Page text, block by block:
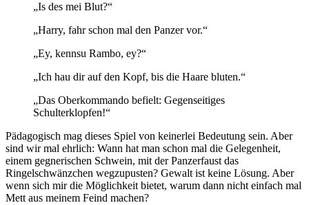
„Is des mei Blut?“
„Harry, fahr schon mal den Panzer vor.“
„Ey, kennsu Rambo, ey?“
„Ich hau dir auf den Kopf, bis die Haare bluten.“
„Das Oberkommando befielt: Gegenseitiges
Schulterklopfen!“
Pädagogisch mag dieses Spiel von keinerlei Bedeutung sein. Aber
sind wir mal ehrlich: Wann hat man schon mal die Gelegenheit,
einem gegnerischen Schwein, mit der Panzerfaust das
Ringelschwänzchen wegzupusten? Gewalt ist keine Lösung. Aber
wenn sich mir die Möglichkeit bietet, warum dann nicht einfach mal
Mett aus meinem Feind machen?